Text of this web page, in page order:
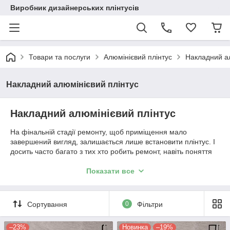
Виробник дизайнерських плінтусів
Товари та послуги Алюмінієвий плінтус Накладний
Накладний алюмінієвий плінтус
Накладний алюмінієвий плінтус
На фінальній стадії ремонту, щоб приміщення мало
завершений вигляд, залишається лише встановити плінтус. І
досить часто багато з тих хто робить ремонт, навіть поняття
обустраиваемого приміщення. Пропонуємо Вам сучасний,
алюмінієвий плінтус накладної. Плінтуса з алюмінію мають
незвичайну форму, відмінно витримують інтенсивну
експлуатацію і враховують сучасні тренди в дизайнерській
обробці приміщень.
Показати все
Сортування 0 Фільтри
–23% Новинка –19%